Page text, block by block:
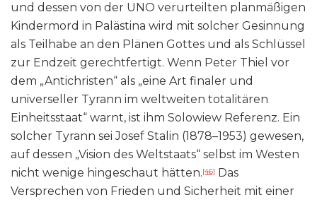
und dessen von der UNO verurteilten planmäßigen
Kindermord in Palästina wird mit solcher Gesinnung
als Teilhabe an den Plänen Gottes und als Schlüssel
zur Endzeit gerechtfertigt. Wenn Peter Thiel vor
dem „Antichristen“ als „eine Art finaler und
universeller Tyrann im weltweiten totalitären
Einheitsstaat“ warnt, ist ihm Solowiew Referenz. Ein
solcher Tyrann sei Josef Stalin (1878–1953) gewesen,
auf dessen „Vision des Weltstaats“ selbst im Westen
nicht wenige hingeschaut hätten.[46] Das
Versprechen von Frieden und Sicherheit mit einer